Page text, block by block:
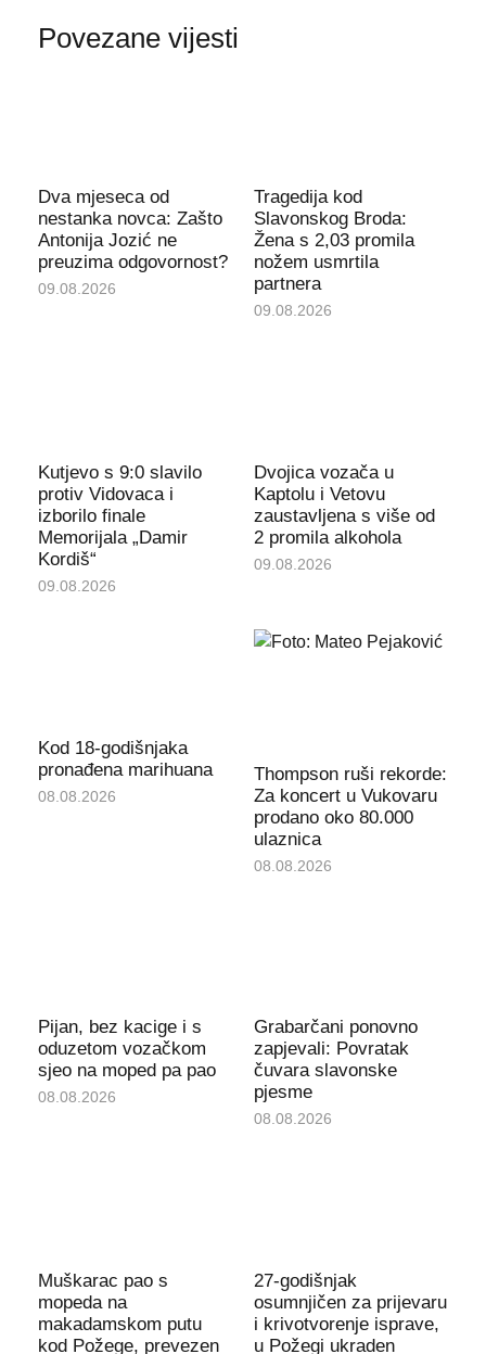
Povezane vijesti
Dva mjeseca od
nestanka novca: Zašto
Antonija Jozić ne
preuzima odgovornost?
09.08.2026
Tragedija kod
Slavonskog Broda:
Žena s 2,03 promila
nožem usmrtila
partnera
09.08.2026
Kutjevo s 9:0 slavilo
protiv Vidovaca i
izborilo finale
Memorijala „Damir
Kordiš“
09.08.2026
Dvojica vozača u
Kaptolu i Vetovu
zaustavljena s više od
2 promila alkohola
09.08.2026
Kod 18-godišnjaka
pronađena marihuana
08.08.2026
Thompson ruši rekorde:
Za koncert u Vukovaru
prodano oko 80.000
ulaznica
08.08.2026
Pijan, bez kacige i s
oduzetom vozačkom
sjeo na moped pa pao
08.08.2026
Grabarčani ponovno
zapjevali: Povratak
čuvara slavonske
pjesme
08.08.2026
Muškarac pao s
mopeda na
makadamskom putu
kod Požege, prevezen
27-godišnjak
osumnjičen za prijevaru
i krivotvorenje isprave,
u Požegi ukraden